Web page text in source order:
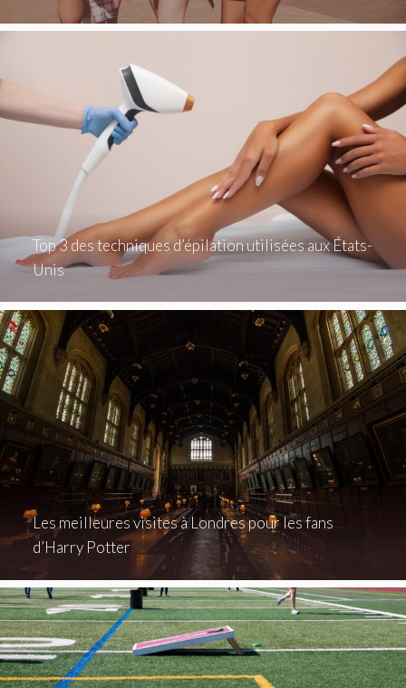
Top 3 des techniques d’épilation utilisées aux États-
Unis
Les meilleures visites à Londres pour les fans
d’Harry Potter